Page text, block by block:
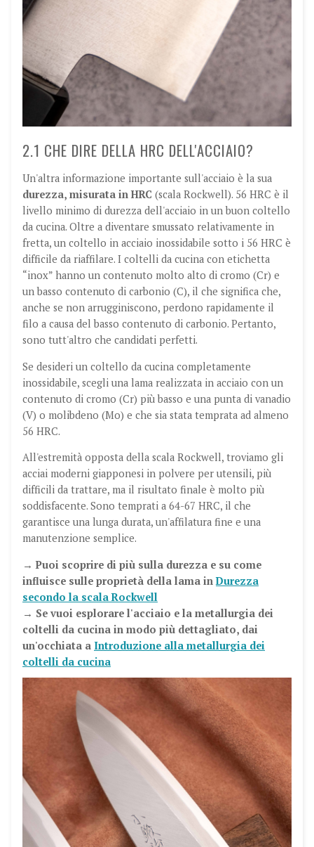
2.1 CHE DIRE DELLA HRC DELL'ACCIAIO?
Un'altra informazione importante sull'acciaio è la sua
durezza, misurata in HRC (scala Rockwell). 56 HRC è il
livello minimo di durezza dell'acciaio in un buon coltello
da cucina. Oltre a diventare smussato relativamente in
fretta, un coltello in acciaio inossidabile sotto i 56 HRC è
difficile da riaffilare. I coltelli da cucina con etichetta
“inox” hanno un contenuto molto alto di cromo (Cr) e
un basso contenuto di carbonio (C), il che significa che,
anche se non arrugginiscono, perdono rapidamente il
filo a causa del basso contenuto di carbonio. Pertanto,
sono tutt'altro che candidati perfetti.
Se desideri un coltello da cucina completamente
inossidabile, scegli una lama realizzata in acciaio con un
contenuto di cromo (Cr) più basso e una punta di vanadio
(V) o molibdeno (Mo) e che sia stata temprata ad almeno
56 HRC.
All'estremità opposta della scala Rockwell, troviamo gli
acciai moderni giapponesi in polvere per utensili, più
difficili da trattare, ma il risultato finale è molto più
soddisfacente. Sono temprati a 64-67 HRC, il che
garantisce una lunga durata, un'affilatura fine e una
manutenzione semplice.
→ Puoi scoprire di più sulla durezza e su come
influisce sulle proprietà della lama inDurezza
secondo la scala Rockwell
→ Se vuoi esplorare l'acciaio e la metallurgia dei
coltelli da cucina in modo più dettagliato, dai
un'occhiata a Introduzione alla metallurgia dei
coltelli da cucina